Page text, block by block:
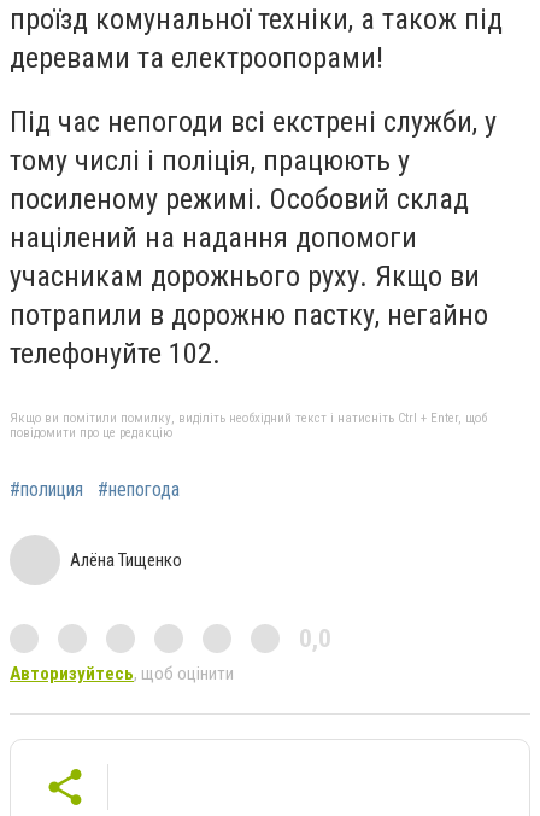
проїзд комунальної техніки, а також під
деревами та електроопорами!
Під час непогоди всі екстрені служби, у
тому числі і поліція, працюють у
посиленому режимі. Особовий склад
націлений на надання допомоги
учасникам дорожнього руху. Якщо ви
потрапили в дорожню пастку, негайно
телефонуйте 102.
Якщо ви помітили помилку, виділіть необхідний текст і натисніть Ctrl + Enter, щоб
повідомити про це редакцію
#полиция #непогода
Алёна Тищенко
0,0
Авторизуйтесь, щоб оцінити